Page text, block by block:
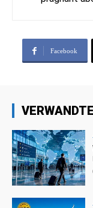
Facebook